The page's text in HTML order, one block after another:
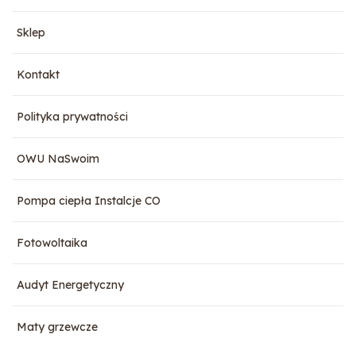
Sklep
Kontakt
Polityka prywatności
OWU NaSwoim
Pompa ciepła Instalcje CO
Fotowoltaika
Audyt Energetyczny
Maty grzewcze